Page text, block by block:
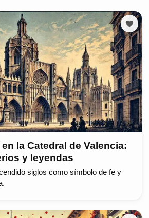
la Catedral de Valencia:
y leyendas
siglos como símbolo de fe y